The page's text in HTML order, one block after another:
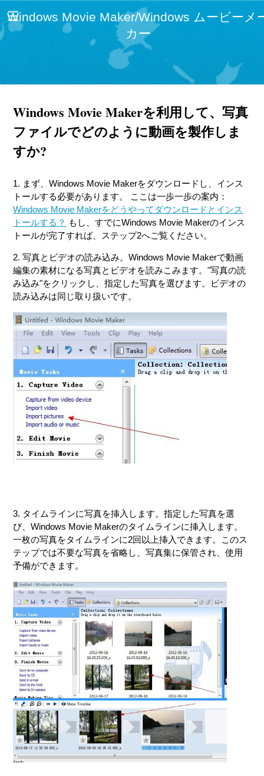
Windows Movie Maker/Windows ムービーメ
カー
Windows Movie Makerを利用して、写真
ファイルでどのように動画を製作しま
すか?
1. まず、Windows Movie Makerをダウンロードし、インス
トールする必要があります。 ここは一歩一歩の案内：
Windows Movie Makerをどうやってダウンロードとインス
トールする？ もし、すでにWindows Movie Makerのインス
トールが完了すれば、ステップ2へご覧ください。
2. 写真とビデオの読み込み。Windows Movie Makerで動画
編集の素材になる写真とビデオを読みこみます。"写真の読
み込み"をクリックし、指定した写真を選びます。ビデオの
読み込みは同じ取り扱いです。
3. タイムラインに写真を挿入します。指定した写真を選
び、Windows Movie Makerのタイムラインに挿入します。
一枚の写真をタイムラインに2回以上挿入できます。このス
テップでは不要な写真を省略し、写真集に保管され、使用
予備ができます。